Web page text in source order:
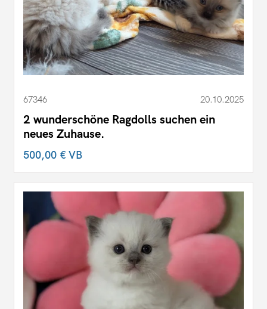
67346 20.10.2025
2 wunderschöne Ragdolls suchen ein
neues Zuhause.
500,00 €VB